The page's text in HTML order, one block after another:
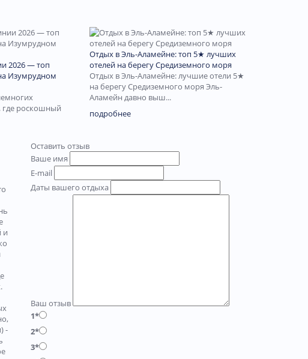
2026 — топ
Изумрудном
где роскошный
Отдых в Эль-Аламейне: топ 5★ лучших
отелей на берегу Средиземного моря
Отдых в Эль-Аламейне: лучшие отели 5★
на берегу Средиземного моря Эль-
Аламейн давно выш...
подробнее
и
-
Оставить отзыв
Ваше имя
E-mail
Даты вашего отдыха
Ваш отзыв
1*
2*
3*